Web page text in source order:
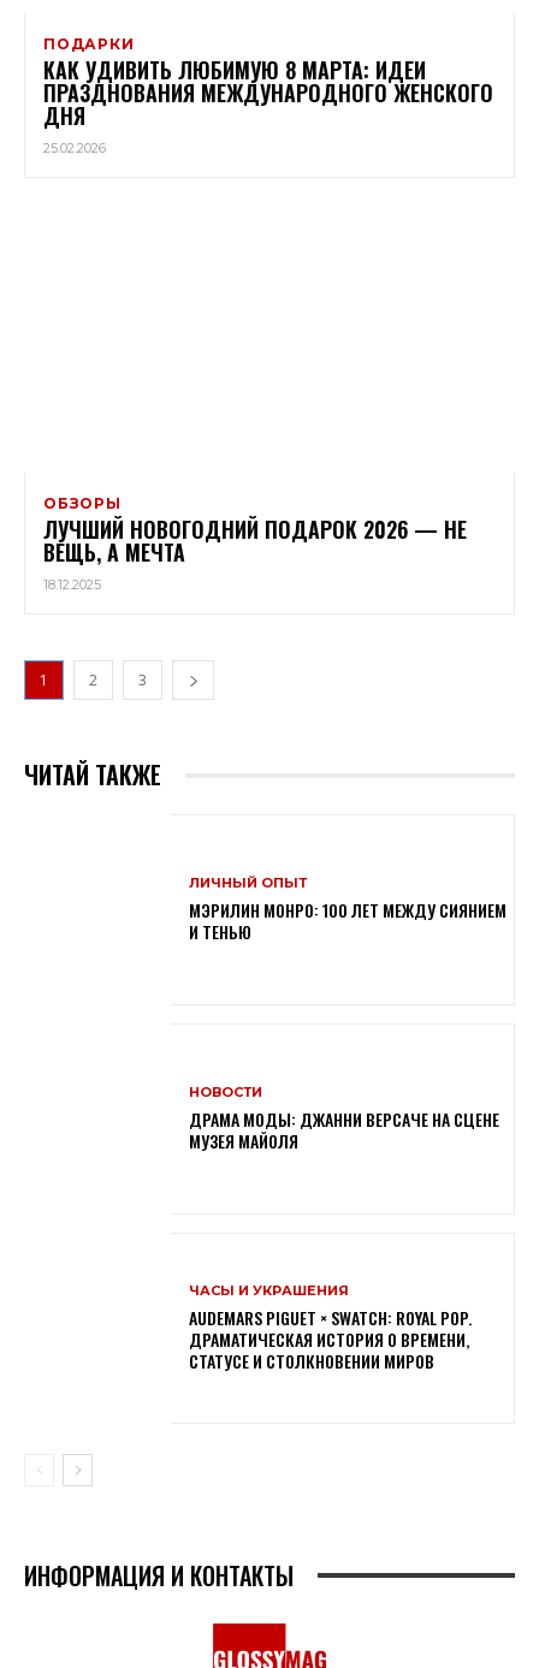
ПОДАРКИ
КАК УДИВИТЬ ЛЮБИМУЮ 8 МАРТА: ИДЕИ
ПРАЗДНОВАНИЯ МЕЖДУНАРОДНОГО ЖЕНСКОГО
ДНЯ
25.02.2026
ОБЗОРЫ
ЛУЧШИЙ НОВОГОДНИЙ ПОДАРОК 2026 — НЕ
ВЕЩЬ, А МЕЧТА
18.12.2025
1 2 3
ЧИТАЙ ТАКЖЕ
ЛИЧНЫЙ ОПЫТ
МЭРИЛИН МОНРО: 100 ЛЕТ МЕЖДУ СИЯНИЕМ
И ТЕНЬЮ
НОВОСТИ
ДРАМА МОДЫ: ДЖАННИ ВЕРСАЧЕ НА СЦЕНЕ
МУЗЕЯ МАЙОЛЯ
ЧАСЫ И УКРАШЕНИЯ
AUDEMARS PIGUET × SWATCH: ROYAL POP.
ДРАМАТИЧЕСКАЯ ИСТОРИЯ О ВРЕМЕНИ,
СТАТУСЕ И СТОЛКНОВЕНИИ МИРОВ
ИНФОРМАЦИЯ И КОНТАКТЫ